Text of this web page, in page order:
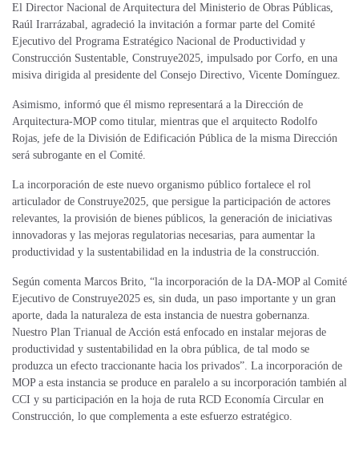
El Director Nacional de Arquitectura del Ministerio de Obras Públicas,
Raúl Irarrázabal, agradeció la invitación a formar parte del Comité
Ejecutivo del Programa Estratégico Nacional de Productividad y
Construcción Sustentable, Construye2025, impulsado por Corfo, en una
misiva dirigida al presidente del Consejo Directivo, Vicente Domínguez.
Asimismo, informó que él mismo representará a la Dirección de
Arquitectura-MOP como titular, mientras que el arquitecto Rodolfo
Rojas, jefe de la División de Edificación Pública de la misma Dirección
será subrogante en el Comité.
La incorporación de este nuevo organismo público fortalece el rol
articulador de Construye2025, que persigue la participación de actores
relevantes, la provisión de bienes públicos, la generación de iniciativas
innovadoras y las mejoras regulatorias necesarias, para aumentar la
productividad y la sustentabilidad en la industria de la construcción.
Según comenta Marcos Brito, “la incorporación de la DA-MOP al Comité
Ejecutivo de Construye2025 es, sin duda, un paso importante y un gran
aporte, dada la naturaleza de esta instancia de nuestra gobernanza.
Nuestro Plan Trianual de Acción está enfocado en instalar mejoras de
productividad y sustentabilidad en la obra pública, de tal modo se
produzca un efecto traccionante hacia los privados”. La incorporación de
MOP a esta instancia se produce en paralelo a su incorporación también al
CCI y su participación en la hoja de ruta RCD Economía Circular en
Construcción, lo que complementa a este esfuerzo estratégico.